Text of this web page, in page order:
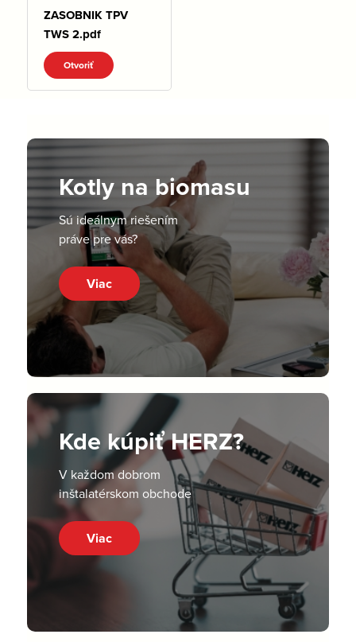
ZASOBNIK TPV
TWS 2.pdf
Otvoriť
Kotly na biomasu
Sú ideálnym riešením
práve pre vás?
Viac
Kde kúpiť HERZ?
V každom dobrom
inštalatérskom obchode
Viac